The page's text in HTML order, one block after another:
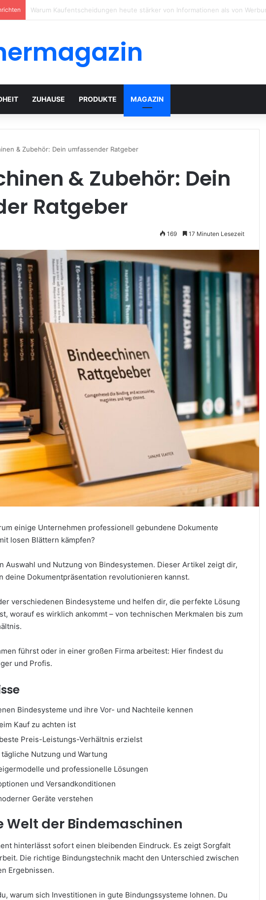
Gartenhäuser mit modernem Flachdach: Alles, was Sie 2026 wissen müssen
ZUHAUSE PRODUKTE MAGAZIN
& Zubehör: Dein umfassender Ratgeber
& Zubehör: Dein
Ratgeber
169 17 Minuten Lesezeit
einige Unternehmen professionell gebundene Dokumente
losen Blättern kämpfen?
Auswahl und Nutzung von Bindesystemen. Dieser Artikel zeigt dir,
deine Dokumentpräsentation revolutionieren kannst.
verschiedenen Bindesysteme und helfen dir, die perfekte Lösung
worauf es wirklich ankommt – von technischen Merkmalen bis zum
führst oder in einer großen Firma arbeitest: Hier findest du
und Profis.
Bindesysteme und ihre Vor- und Nachteile kennen
Kauf zu achten ist
Preis-Leistungs-Verhältnis erzielst
Nutzung und Wartung
und professionelle Lösungen
und Versandkonditionen
Geräte verstehen
Welt der Bindemaschinen
hinterlässt sofort einen bleibenden Eindruck. Es zeigt Sorgfalt
Die richtige Bindungstechnik macht den Unterschied zwischen
Ergebnissen.
warum sich Investitionen in gute Bindungssysteme lohnen. Du